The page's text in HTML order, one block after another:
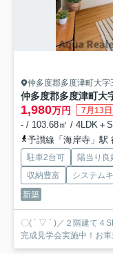
仲多度郡多度津町大字
仲多度郡多度津町大
1,980万円 7月13
- / 103.68㎡ / 4LDK＋
予讃線「海岸寺」駅
駐車2台可 陽当り良
収納豊富
システム
新築
〇( ´ ▽ ` )／２階建て４
完成見学会実施中！お